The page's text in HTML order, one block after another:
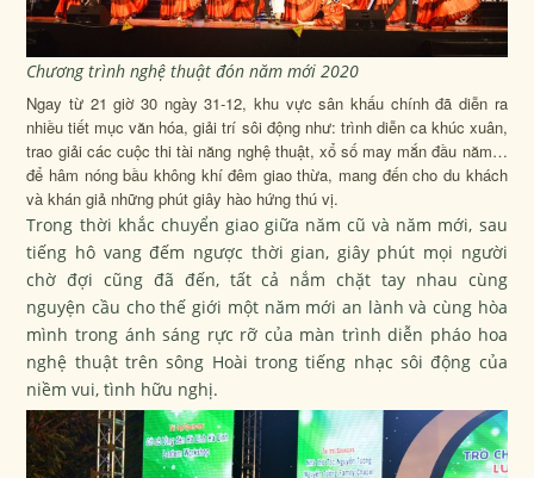
Chương trình nghệ thuật đón năm mới 2020
Ngay từ 21 giờ 30 ngày 31-12, khu vực sân khấu chính đã diễn ra
nhiều tiết mục văn hóa, giải trí sôi động như: trình diễn ca khúc xuân,
trao giải các cuộc thi tài năng nghệ thuật, xổ số may mắn đầu năm…
để hâm nóng bầu không khí đêm giao thừa, mang đến cho du khách
và khán giả những phút giây hào hứng thú vị.
Trong thời khắc chuyển giao giữa năm cũ và năm mới, sau
tiếng hô vang đếm ngược thời gian, giây phút mọi người
chờ đợi cũng đã đến, tất cả nắm chặt tay nhau cùng
nguyện cầu cho thế giới một năm mới an lành và cùng hòa
mình trong ánh sáng rực rỡ của màn trình diễn pháo hoa
nghệ thuật trên sông Hoài trong tiếng nhạc sôi động của
niềm vui, tình hữu nghị.